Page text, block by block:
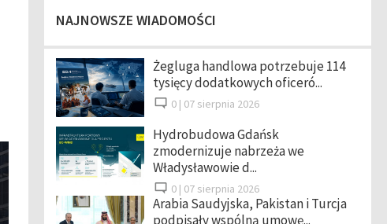
NAJNOWSZE WIADOMOŚCI
Żegluga handlowa potrzebuje 114
tysięcy dodatkowych oficeró...
0 | 07 sierpnia 2026
Hydrobudowa Gdańsk
zmodernizuje nabrzeża we
Władysławowie d...
0 | 07 sierpnia 2026
Arabia Saudyjska, Pakistan i Turcja
podpisały wspólną umowę...